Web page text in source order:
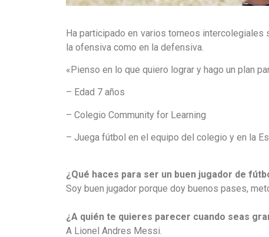
Ha participado en varios torneos intercolegiales
la ofensiva como en la defensiva.
«Pienso en lo que quiero lograr y hago un plan
– Edad 7 años
– Colegio Community for Learning
– Juega fútbol en el equipo del colegio y en la
¿Qué haces para ser un buen jugador de
Soy buen jugador porque doy buenos pases,
¿A quién te quieres parecer cuando seas
A Lionel Andres Messi.